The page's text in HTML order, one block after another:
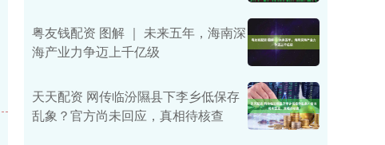
粤友钱配资 图解 ｜ 未来五年，海南深
海产业力争迈上千亿级
天天配资 网传临汾隰县下李乡低保存
乱象？官方尚未回应，真相待核查